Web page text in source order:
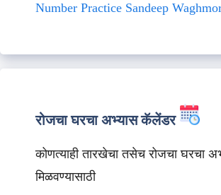
Number Practice Sandeep
रोजचा घरचा अभ्यास कॅलेंडर
कोणत्याही तारखेचा तसेच रोजचा घरचा
मिळवण्यासाठी